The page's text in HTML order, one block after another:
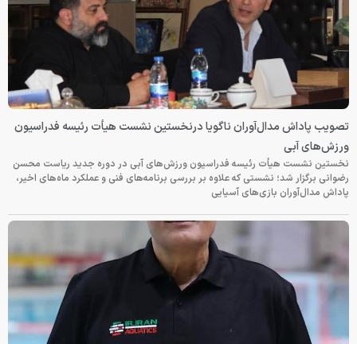
تصویب پاداش مدال‌آوران ناگویا درنخستین نشست هیأت رئیسه فدراسیون
ورزش‌های آبی
نخستین نشست هیأت رئیسه فدراسیون ورزش‌های آبی در دوره جدید ریاست محسن
رضوانی برگزار شد؛ نشستی که علاوه بر بررسی برنامه‌های فنی و عملکرد ماه‌های اخیر،
پاداش مدال‌آوران بازی‌های آسیایی